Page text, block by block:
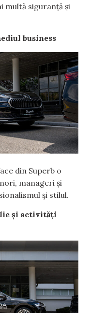
multă siguranță și
business
din Superb o
manageri și
și stilul.
și activități